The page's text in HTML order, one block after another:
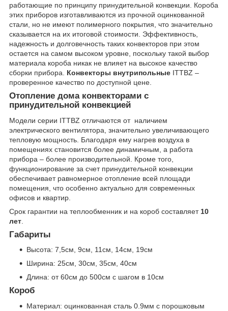
работающие по принципу принудительной конвекции. Короба
этих приборов изготавливаются из прочной оцинкованной
стали, но не имеют полимерного покрытия, что значительно
сказывается на их итоговой стоимости. Эффективность,
надежность и долговечность таких конвекторов при этом
остается на самом высоком уровне, поскольку такой выбор
материала короба никак не влияет на высокое качество
сборки прибора.
Конвекторы внутрипольные ITTBZ –
проверенное качество по доступной цене.
Отопление дома конвекторами с
принудительной конвекцией
Модели серии ITTBZ отличаются от наличием
электрического вентилятора, значительно увеличивающего
тепловую мощность. Благодаря ему нагрев воздуха в
помещениях становится более динамичным, а работа
прибора – более производительной. Кроме того,
функционирование за счет принудительной конвекции
обеспечивает равномерное отопление всей площади
помещения, что особенно актуально для современных
офисов и квартир.
Срок гарантии на теплообменник и на короб составляет 10
лет
Габариты
Высота: 7,5см, 9см, 11см, 14см, 19см
Ширина: 25см, 30см, 35см, 40см
Длина: от 60см до 500см с шагом в 10см
Короб
Материал: оцинкованная сталь 0.9мм с порошковым